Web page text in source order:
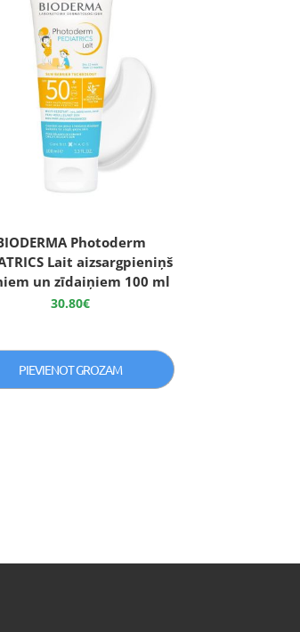
Photoderm
Lait aizsargpieniņš
un zīdaiņiem 100 ml
30.80€
PIEVIENOT GROZAM